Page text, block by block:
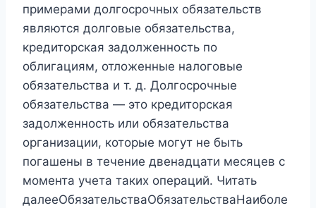
примерами долгосрочных обязательств
являются долговые обязательства,
кредиторская задолженность по
облигациям, отложенные налоговые
обязательства и т. д. Долгосрочные
обязательства — это кредиторская
задолженность или обязательства
организации, которые могут не быть
погашены в течение двенадцати месяцев с
момента учета таких операций. Читать
далееОбязательстваОбязательстваНаиболе